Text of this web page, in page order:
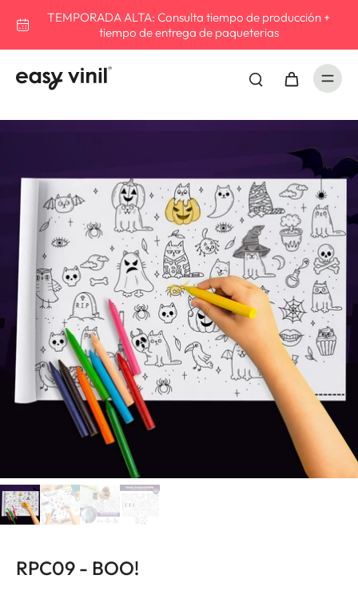
TEMPORADA ALTA: Consulta tiempo de producción +
tiempo de entrega de paqueterias
RPC09 - BOO!